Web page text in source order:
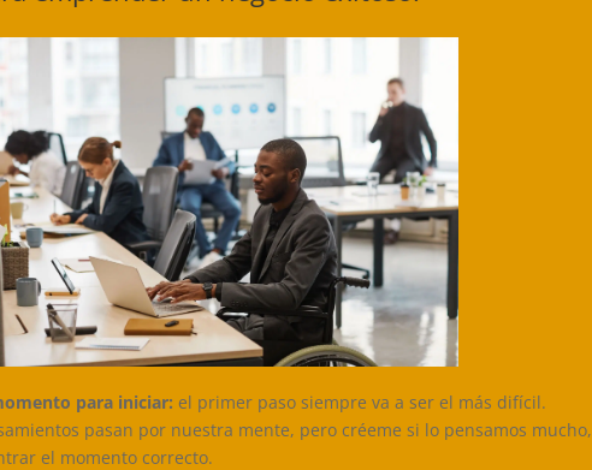
para iniciar: el primer paso siempre va a ser el más difícil.
pasan por nuestra mente, pero créeme si lo pensamos mucho,
el momento correcto.